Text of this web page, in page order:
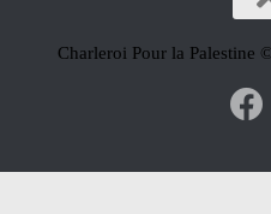
Charleroi Pour la Palestine